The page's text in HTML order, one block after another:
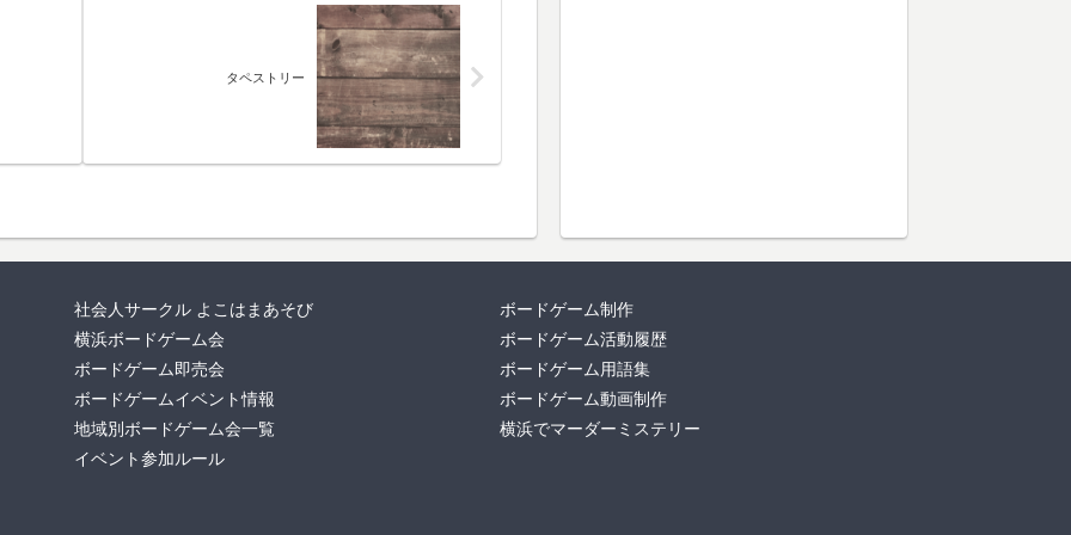
タペストリー
社会人サークル よこはまあそび
横浜ボードゲーム会
ボードゲーム即売会
ボードゲームイベント情報
地域別ボードゲーム会一覧
イベント参加ルール
ボードゲーム制作
ボードゲーム活動履歴
ボードゲーム用語集
ボードゲーム動画制作
横浜でマーダーミステリー